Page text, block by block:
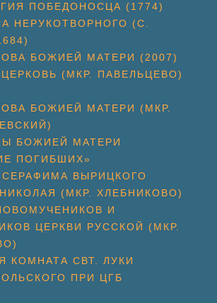
ПОБЕДОНОСЦА (1774)
НЕРУКОТВОРНОГО (С.
БОЖИЕЙ МАТЕРИ (2007)
(МКР. ПАВЕЛЬЦЕВО)
БОЖИЕЙ МАТЕРИ (МКР.
БОЖИЕЙ МАТЕРИ
ПОГИБШИХ»
ВЫРИЦКОГО
(МКР. ХЛЕБНИКОВО)
И
ЦЕРКВИ РУССКОЙ (МКР.
КОМНАТА СВТ. ЛУКИ
ПРИ ЦГБ